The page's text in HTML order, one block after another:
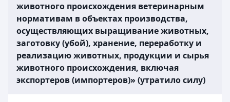
животного происхождения ветеринарным
нормативам в объектах производства,
осуществляющих выращивание животных,
заготовку (убой), хранение, переработку и
реализацию животных, продукции и сырья
животного происхождения, включая
экспортеров (импортеров)» (утратило силу)